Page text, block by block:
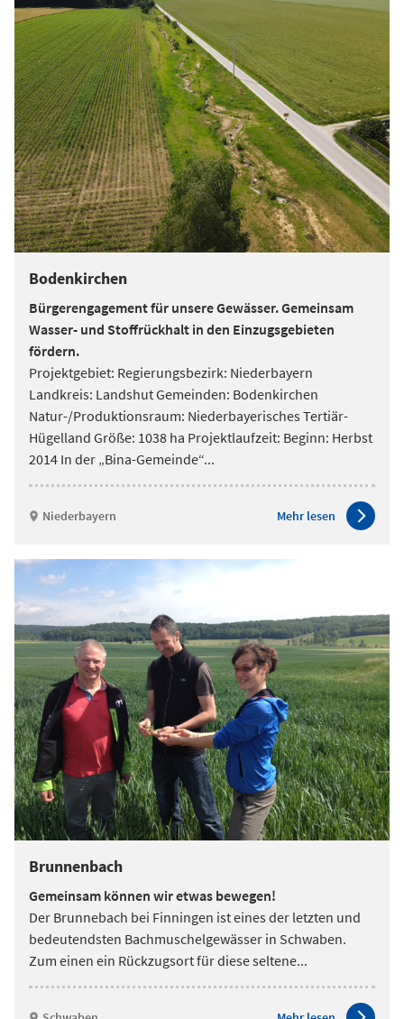
Bodenkirchen
Bürgerengagement für unsere Gewässer. Gemeinsam
Wasser- und Stoffrückhalt in den Einzugsgebieten
fördern.
Projektgebiet: Regierungsbezirk: Niederbayern
Landkreis: Landshut Gemeinden: Bodenkirchen
Natur-/Produktionsraum: Niederbayerisches Tertiär-
Hügelland Größe: 1038 ha Projektlaufzeit: Beginn: Herbst
2014 In der „Bina-Gemeinde“...
Niederbayern Mehr lesen
Brunnenbach
Gemeinsam können wir etwas bewegen!
Der Brunnebach bei Finningen ist eines der letzten und
bedeutendsten Bachmuschelgewässer in Schwaben.
Zum einen ein Rückzugsort für diese seltene...